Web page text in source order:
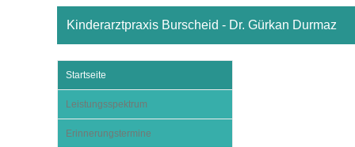
Kinderarztpraxis Burscheid - Dr. Gürkan Durmaz
Startseite
Leistungsspektrum
Erinnerungstermine